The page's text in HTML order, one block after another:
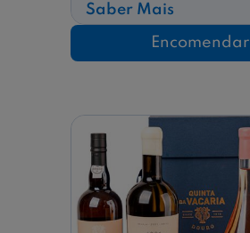
Saber Maissobre
Conjunto
Pacheca
Reserva
Magnum
Encomendar